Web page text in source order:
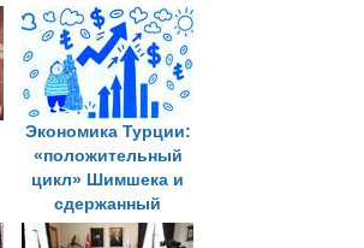
Экономика Турции:
«положительный
цикл» Шимшека и
сдержанный
скепсис экспертов